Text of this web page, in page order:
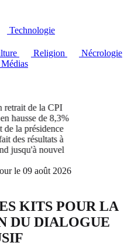
Technologie
Religion
Nécrologie
Médias
de la CPI
de 8,3%
la présidence
résultats à
nouvel
le 09 août 2026
KITS POUR LA
DU DIALOGUE